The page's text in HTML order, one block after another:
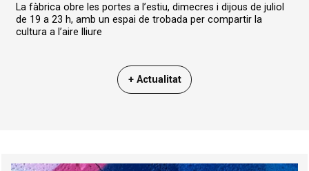
La fàbrica obre les portes a l’estiu, dimecres i dijous de juliol
de 19 a 23 h, amb un espai de trobada per compartir la
cultura a l’aire lliure
+ Actualitat